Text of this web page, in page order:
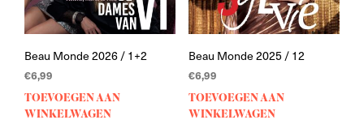
Beau Monde 2026 / 1+2
€6,99
TOEVOEGEN AAN
WINKELWAGEN
Beau Monde 2025 / 12
€6,99
TOEVOEGEN AAN
WINKELWAGEN